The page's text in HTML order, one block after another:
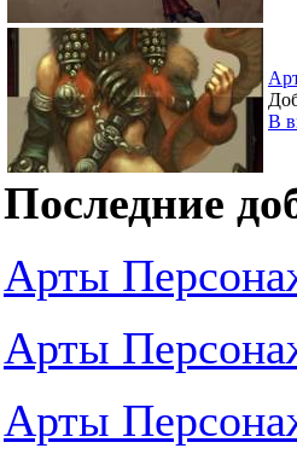
В
Последние
Арты
Арты
Арты